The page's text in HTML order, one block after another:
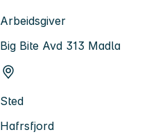
Arbeidsgiver
Big Bite Avd 313 Madla
Sted
Hafrsfjord